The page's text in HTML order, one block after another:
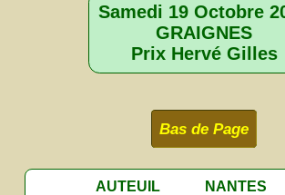
Samedi 19 Octobre
GRAIGNES
Prix Hervé Gilles
Bas de Page
AUTEUIL NANTES